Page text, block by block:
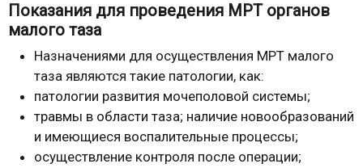
Показания для проведения МРТ органов
малого таза
Назначениями для осуществления МРТ малого
таза являются такие патологии, как:
патологии развития мочеполовой системы;
травмы в области таза; наличие новообразований
и имеющиеся воспалительные процессы;
осуществление контроля после операции;